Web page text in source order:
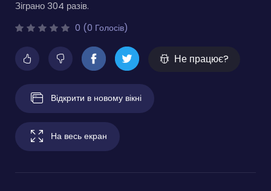
Зіграно 304 разів.
0 (0 Голосів)
Не працює?
Відкрити в новому вікні
На весь екран